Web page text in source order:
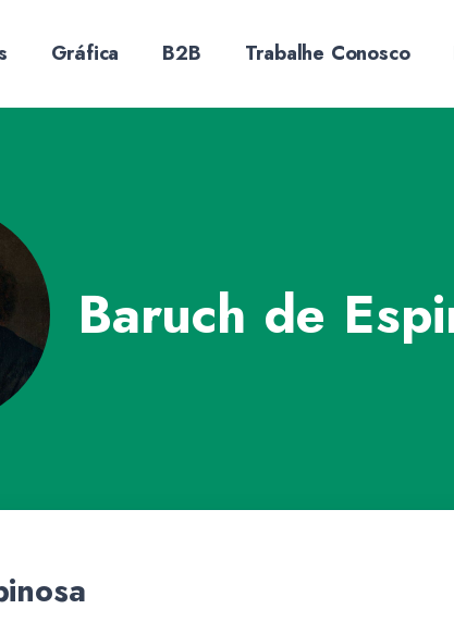
Gráfica B2B Trabalhe Conosco
Baruch de